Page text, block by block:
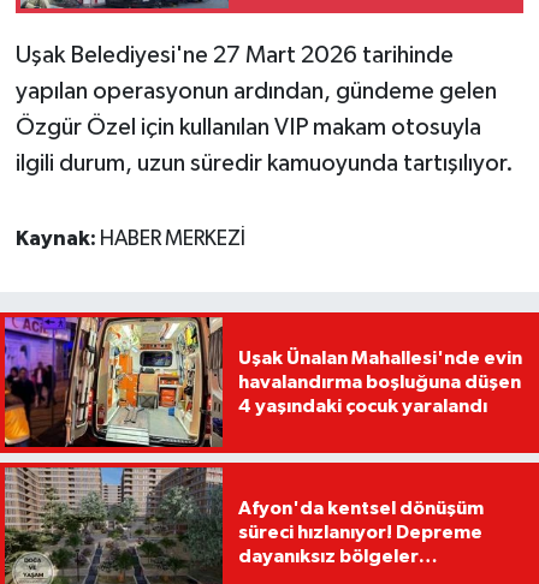
Uşak Belediyesi'ne 27 Mart 2026 tarihinde
yapılan operasyonun ardından, gündeme gelen
Özgür Özel için kullanılan VIP makam otosuyla
ilgili durum, uzun süredir kamuoyunda tartışılıyor.
Kaynak: HABER MERKEZİ
Uşak Ünalan Mahallesi'nde evin
havalandırma boşluğuna düşen
4 yaşındaki çocuk yaralandı
Afyon'da kentsel dönüşüm
süreci hızlanıyor! Depreme
dayanıksız bölgeler